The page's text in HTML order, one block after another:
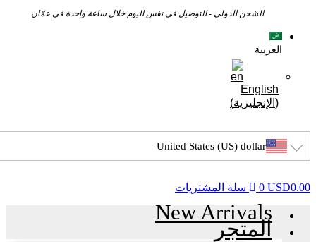
الشحن الدولي - التوصيل في نفس اليوم خلال ساعة واحدة في عمّان
العربية
English
( الإنجليزية)
United States (US) dollar
USD0.00
0 سلة المشتريات
New Arrivals
المتجر